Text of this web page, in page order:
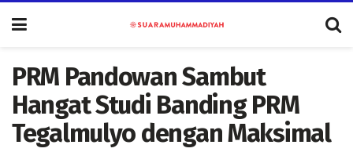
PRM Pandowan Sambut
Hangat Studi Banding PRM
Tegalmulyo dengan Maksimal